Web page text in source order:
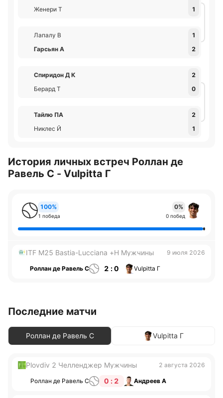
Женери Т 1
Лапалу В
1
Гарсьян А
2
Спиридон Д К
2
Берард Т
0
Тайлю ПА
2
Никлес Й
1
История личных встреч Роллан де
Равель С - Vulpitta Г
100%
1 победа
0%
0 побед
ITF M25 Bastia-Lucciana +H Мужчины 9 июля 2026
Роллан де Равель С 2 : 0 Vulpitta Г
Последние матчи
Роллан де Равель С Vulpitta Г
Plovdiv 2 Челленджер Мужчины 2 августа 2026
Роллан де Равель С 0 : 2 Андреев А